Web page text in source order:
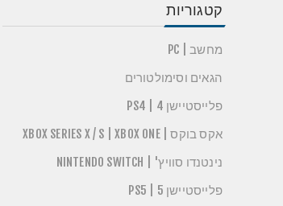
קטגוריות
מחשב | PC
הגאים וסימולטורים
פלייסטיישן 4 | PS4
אקס בוקס | XBOX SERIES X / S | XBOX ONE
נינטנדו סוויץ' | NINTENDO SWITCH
פלייסטיישן 5 | PS5